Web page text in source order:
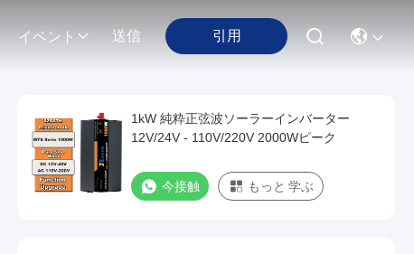
イベント 送信 引用
1kW 純粋正弦波ソーラーインバーター
12V/24V - 110V/220V 2000Wピーク
今接触 もっと 学ぶ